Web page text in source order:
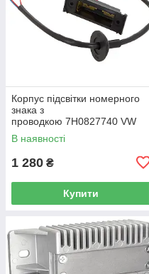
Корпус підсвітки номерного
знака з
проводкою 7H0827740 VW
Caddy III (2K) 2004-2015
/ Caddy IV (SA) 2016-
В наявності
1 280 ₴
Купити